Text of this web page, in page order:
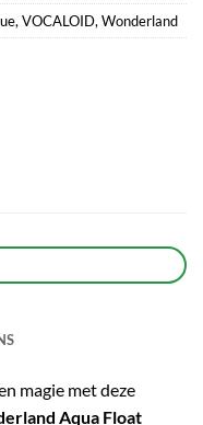
, VOCALOID, Wonderland
magie met deze
Aqua Float